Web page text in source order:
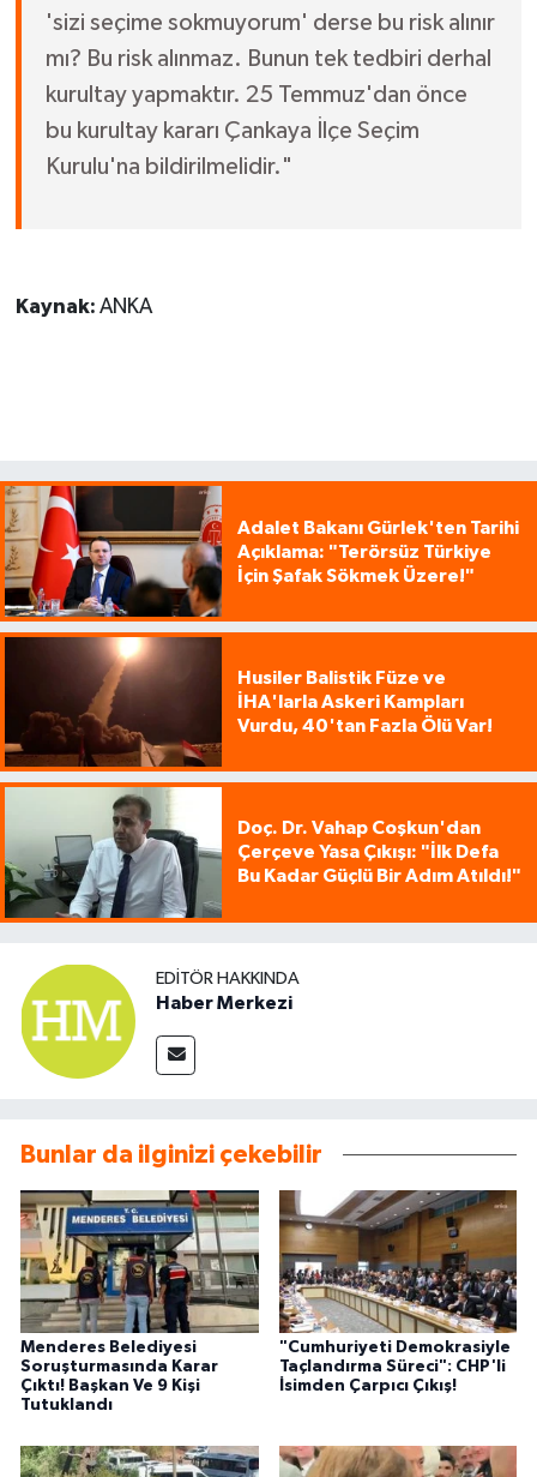
'sizi seçime sokmuyorum' derse bu risk alınır
mı? Bu risk alınmaz. Bunun tek tedbiri derhal
kurultay yapmaktır. 25 Temmuz'dan önce
bu kurultay kararı Çankaya İlçe Seçim
Kurulu'na bildirilmelidir."
Kaynak: ANKA
Adalet Bakanı Gürlek'ten Tarihi
Açıklama: "Terörsüz Türkiye
İçin Şafak Sökmek Üzere!"
Husiler Balistik Füze ve
İHA'larla Askeri Kampları
Vurdu, 40'tan Fazla Ölü Var!
Doç. Dr. Vahap Coşkun'dan
Çerçeve Yasa Çıkışı: "İlk Defa
Bu Kadar Güçlü Bir Adım Atıldı!"
EDITÖR HAKKINDA
Haber Merkezi
Bunlar da ilginizi çekebilir
Menderes Belediyesi
Soruşturmasında Karar
Çıktı! Başkan Ve 9 Kişi
Tutuklandı
"Cumhuriyeti Demokrasiyle
Taçlandırma Süreci": CHP'li
İsimden Çarpıcı Çıkış!